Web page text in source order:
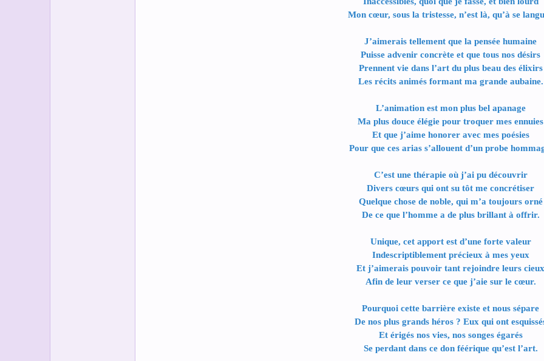
Mon cœur, sous la tristesse, n’est là, qu’à se
J’aimerais tellement que la pensée humaine
Puisse advenir concrète et que tous nos désirs
Prennent vie dans l’art du plus beau des élixirs
Les récits animés formant ma grande aubaine.
L’animation est mon plus bel apanage
Ma plus douce élégie pour troquer mes ennuies
Et que j’aime honorer avec mes poésies
Pour que ces arias s’allouent d’un probe
C’est une thérapie où j’ai pu découvrir
Divers cœurs qui ont su tôt me concrétiser
Quelque chose de noble, qui m’a toujours orné
De ce que l’homme a de plus brillant à offrir.
Unique, cet apport est d’une forte valeur
Indescriptiblement précieux à mes yeux
Et j’aimerais pouvoir tant rejoindre leurs cieux
Afin de leur verser ce que j’aie sur le cœur.
Pourquoi cette barrière existe et nous sépare
De nos plus grands héros ? Eux qui ont
Et érigés nos vies, nos songes égarés
Se perdant dans ce don féérique qu’est l’art.